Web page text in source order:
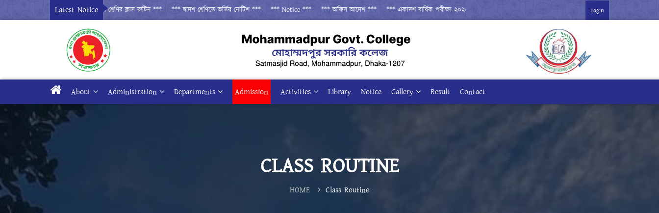
Latest Notice
*** দ্বাদশ শ্রেণির ক্লাস রুটিন *** *** দ্বাদশ শ্রেণিতে ভর্তির নোটিশ *** *** Notice *** *** অফিস আদেশ *** *** একাদশ বার্ষিক পরীক্ষা-২০২৬ *** Login
About Administration Departments Admission Activities Library Notice Gallery Result Contact
CLASS ROUTINE
HOME Class Routine